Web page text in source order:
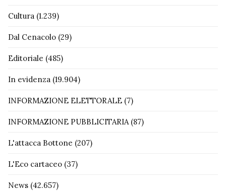
Cultura (1.239)
Dal Cenacolo (29)
Editoriale (485)
In evidenza (19.904)
INFORMAZIONE ELETTORALE (7)
INFORMAZIONE PUBBLICITARIA(87)
L'attacca Bottone (207)
L'Eco cartaceo (37)
News (42.657)